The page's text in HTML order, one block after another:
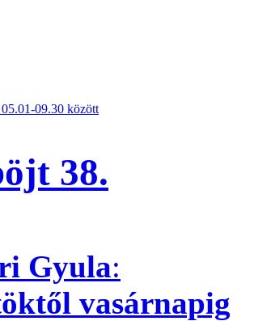
09.30 között
38.
Gyula:
vasárnapig